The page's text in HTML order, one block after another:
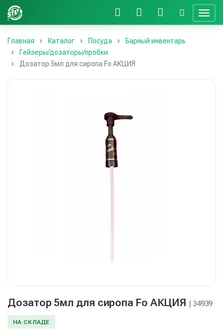
Главная Каталог Посуда
Барный инвентарь
Гейзеры/дозаторы/пробки
Дозатор 5мл для сиропа Fo АКЦИЯ
Дозатор 5мл для сиропа Fo АКЦИЯ | 34939
НА СКЛАДЕ